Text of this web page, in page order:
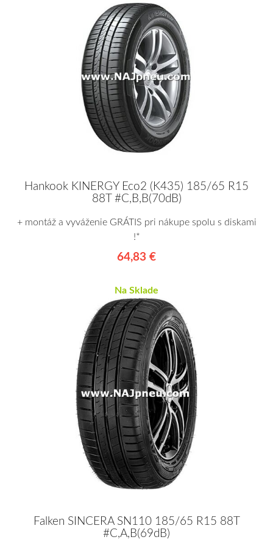
Hankook KINERGY Eco2 (K435) 185/65 R15
88T #C,B,B(70dB)
+ montáž a vyváženie GRÁTIS pri nákupe spolu s diskami
!*
64,83 €
Na Sklade
Falken SINCERA SN110 185/65 R15 88T
#C,A,B(69dB)